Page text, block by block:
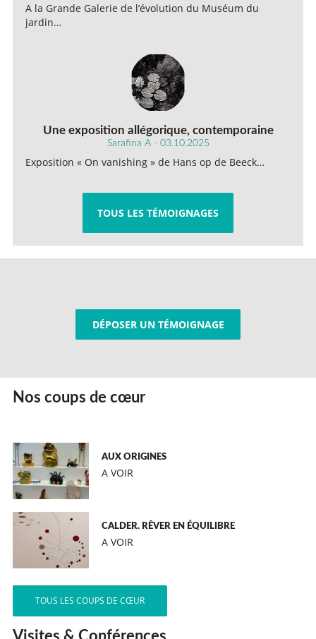
A la Grande Galerie de l’évolution du Muséum du
jardin…
Une exposition allégorique, contemporaine
Sarafina A - 03.10.2025
Exposition « On vanishing » de Hans op de Beeck…
TOUS LES TÉMOIGNAGES
DÉPOSER UN TÉMOIGNAGE
Nos coups de cœur
AUX ORIGINES
A VOIR
CALDER. RÊVER EN ÉQUILIBRE
A VOIR
TOUS LES COUPS DE CŒUR